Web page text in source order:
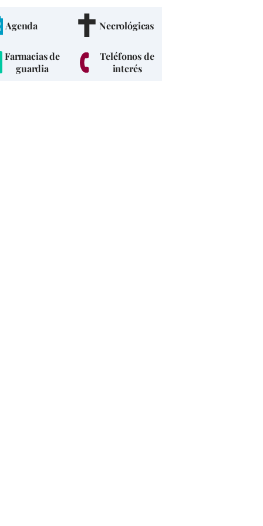
Agenda Necrológicas
Farmacias de
guardia
Teléfonos de
interés